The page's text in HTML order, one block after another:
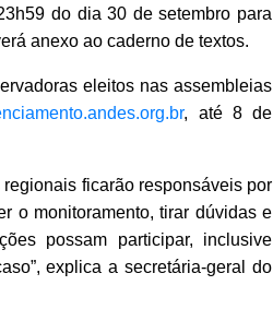
do dia 30 de setembro para
anexo ao caderno de textos.
eleitos nas assembleias
, até 8 de
ficarão responsáveis por
o monitoramento, tirar dúvidas e
possam participar, inclusive
explica a secretária-geral do